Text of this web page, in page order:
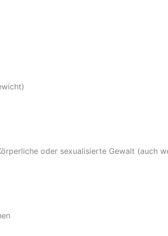
oder sexualisierte Gewalt (auch